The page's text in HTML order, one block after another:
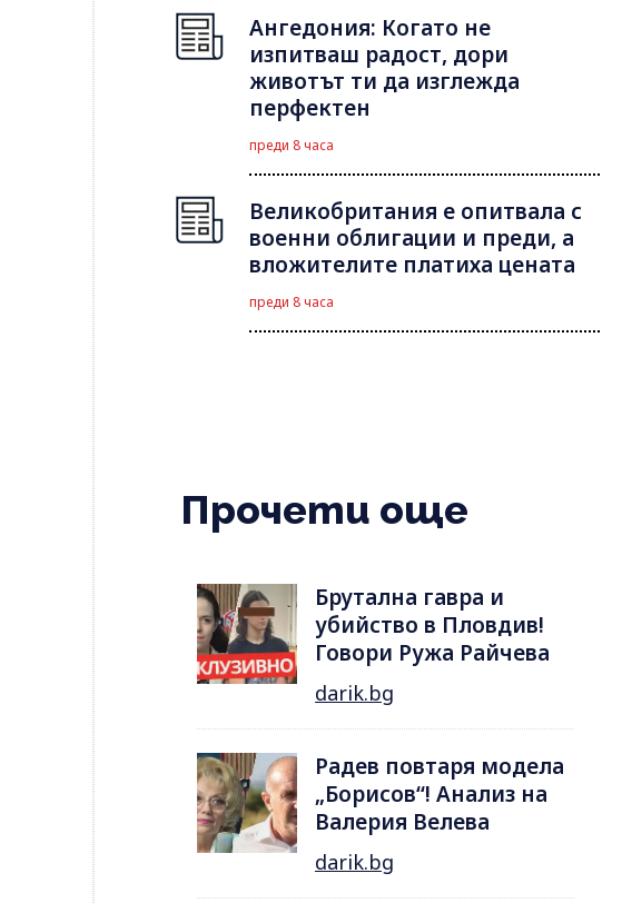
Ангедония: Когато не
изпитваш радост, дори
животът ти да изглежда
перфектен
преди 8 часа
Великобритания е опитвала с
военни облигации и преди, а
вложителите платиха цената
преди 8 часа
Прочети още
Брутална гавра и
убийство в Пловдив!
Говори Ружа Райчева
darik.bg
Радев повтаря модела
„Борисов“! Анализ на
Валерия Велева
darik.bg